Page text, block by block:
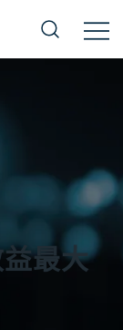
最大